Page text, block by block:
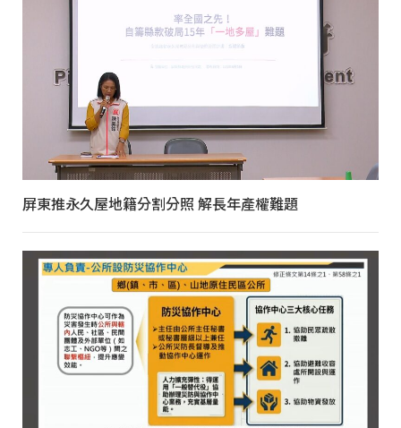
屏東推永久屋地籍分割分照 解長年產權難題